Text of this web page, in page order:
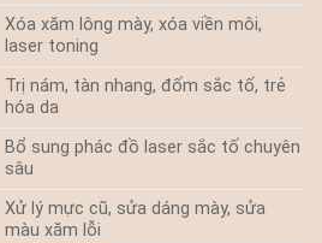
Xóa xăm lông mày, xóa viền môi,
laser toning
Trị nám, tàn nhang, đốm sắc tố, trẻ
hóa da
Bổ sung phác đồ laser sắc tố chuyên
sâu
Xử lý mực cũ, sửa dáng mày, sửa
màu xăm lỗi